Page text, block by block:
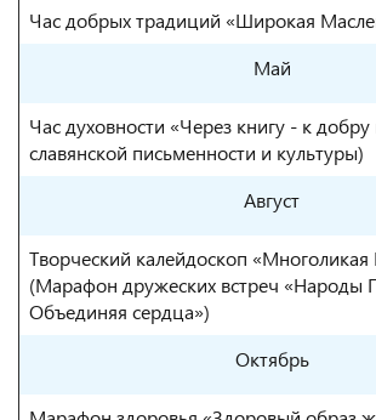
Час добрых традиций «Широкая
Май
Час духовности «Через книгу - к добру
славянской письменности и культуры)
Август
Творческий калейдоскоп «Многоликая
(Марафон дружеских встреч «Народы
Объединяя сердца»)
Октябрь